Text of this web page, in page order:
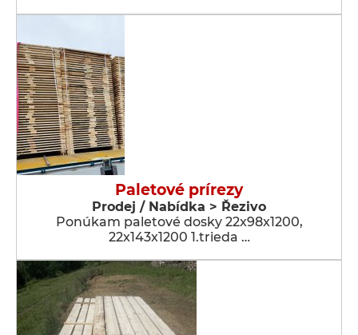
Paletové prírezy
Prodej / Nabídka > Řezivo
Ponúkam paletové dosky 22x98x1200,
22x143x1200 1.trieda …